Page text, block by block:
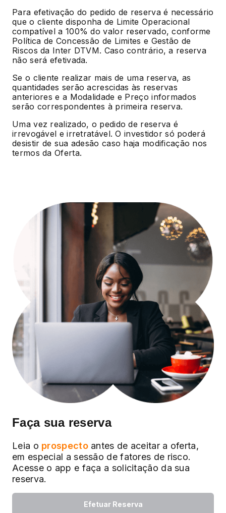
Para efetivação do pedido de reserva é necessário
que o cliente disponha de Limite Operacional
compatível a 100% do valor reservado, conforme
Política de Concessão de Limites e Gestão de
Riscos da Inter DTVM. Caso contrário, a reserva
não será efetivada.
Se o cliente realizar mais de uma reserva, as
quantidades serão acrescidas às reservas
anteriores e a Modalidade e Preço informados
serão correspondentes à primeira reserva.
Uma vez realizado, o pedido de reserva é
irrevogável e irretratável. O investidor só poderá
desistir de sua adesão caso haja modificação nos
termos da Oferta.
Faça sua reserva
Leia o prospecto antes de aceitar a oferta,
em especial a sessão de fatores de risco.
Acesse o app e faça a solicitação da sua
reserva.
Efetuar Reserva